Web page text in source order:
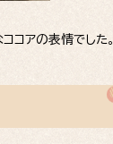
コアの表情でした。